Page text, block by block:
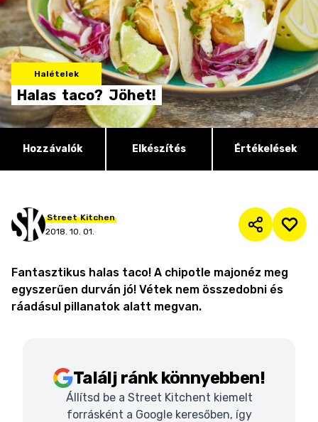
Halételek
Halas taco? Jöhet!
Hozzávalók Elkészítés Értékelések
Street Kitchen
2018. 10. 01.
Fantasztikus halas taco! A chipotle majonéz meg
egyszerűen durván jó! Vétek nem összedobni és
ráadásul pillanatok alatt megvan.
Találj ránk könnyebben!
Állítsd be a Street Kitchent kiemelt
forrásként a Google keresőben, így